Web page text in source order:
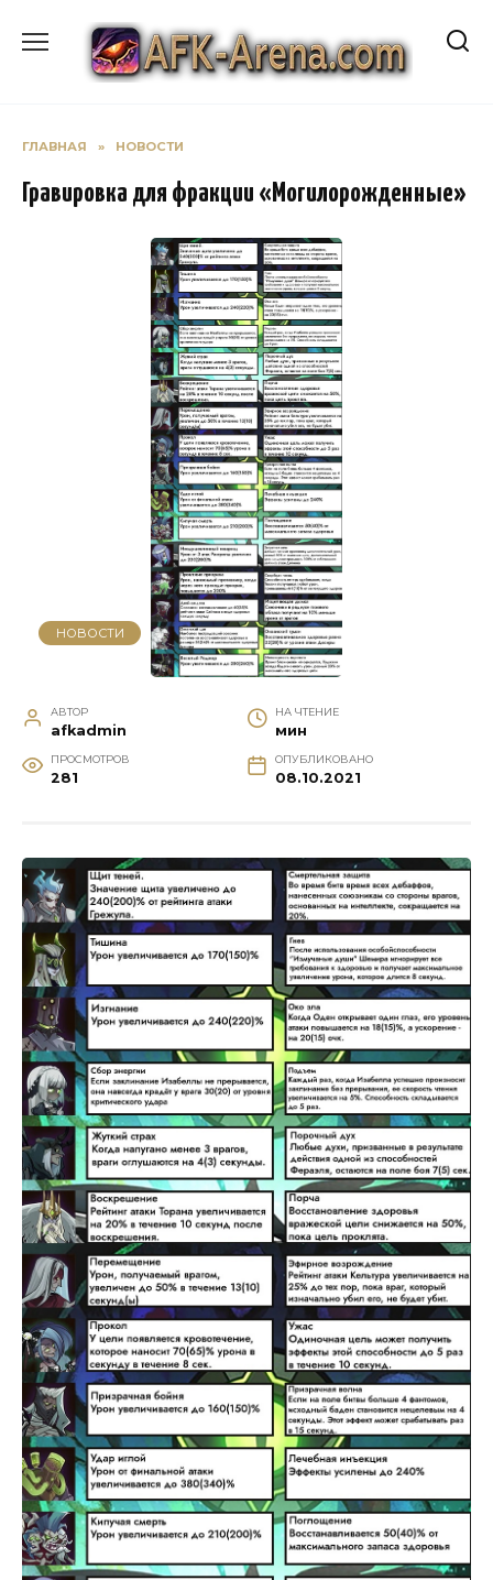
содержанию
ГЛАВНАЯ » НОВОСТИ
Гравировка для фракции «Могилорожденные»
НОВОСТИ
АВТОР
afkadmin
НА ЧТЕНИЕ
мин
ПРОСМОТРОВ
281
ОПУБЛИКОВАНО
08.10.2021